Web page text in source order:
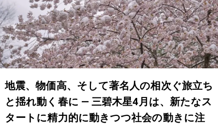
地震、物価高、そして著名人の相次ぐ旅立ち
と揺れ動く春に — 三碧木星4月は、新たなス
タートに精力的に動きつつ社会の動きに注